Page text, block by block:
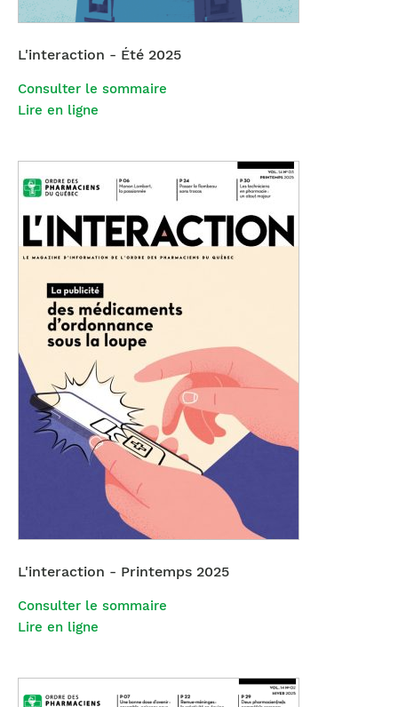
L'interaction - Été 2025
Consulter le sommaire
Lire en ligne
L'interaction - Printemps 2025
Consulter le sommaire
Lire en ligne